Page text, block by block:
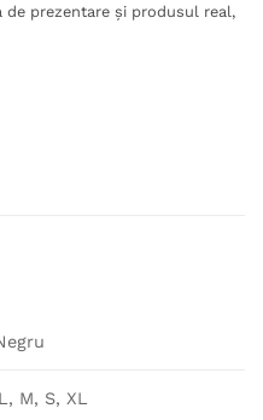
prezentare și produsul real,
M, S, XL